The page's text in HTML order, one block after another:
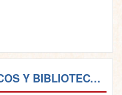
RECURSOS ELECTRÓNICOS Y BIBLIOTECAS VIRTUALES